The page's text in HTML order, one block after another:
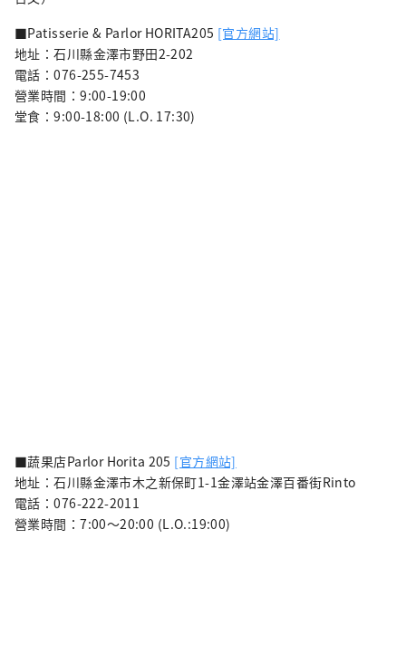
■Patisserie & Parlor HORITA205 [官方網站]
地址：石川縣金澤市野田2-202
電話：076-255-7453
營業時間：9:00-19:00
堂食：9:00-18:00 (L.O. 17:30)
■蔬果店Parlor Horita 205 [官方網站]
地址：石川縣金澤市木之新保町1-1金澤站金澤百番街Rinto
電話：076-222-2011
營業時間：7:00～20:00 (L.O.:19:00)